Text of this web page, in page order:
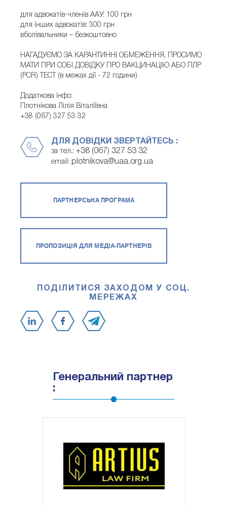
для адвокатів-членів ААУ: 100 грн
для інших адвокатів: 300 грн
вболівальники – безкоштовно
НАГАДУЄМО ЗА КАРАНТИННІ ОБМЕЖЕННЯ, ПРОСИМО
МАТИ ПРИ СОБІ ДОВІДКУ ПРО ВАКЦИНАЦІЮ АБО ПЛР
(PCR) ТЕСТ (в межах дії - 72 години)
Додаткова інфо:
Плотнікова Лілія Віталіївна
+38 (067) 327 53 32
ДЛЯ ДОВІДКИ ЗВЕРТАЙТЕСЬ :
за тел.: +38 (067) 327 53 32
email: plotnikova@uaa.org.ua
ПАРТНЕРСЬКА ПРОГРАМА
ПРОПОЗИЦІЯ ДЛЯ МЕДІА-ПАРТНЕРІВ
ПОДІЛИТИСЯ ЗАХОДОМ У СОЦ.
МЕРЕЖАХ
Генеральний партнер
: